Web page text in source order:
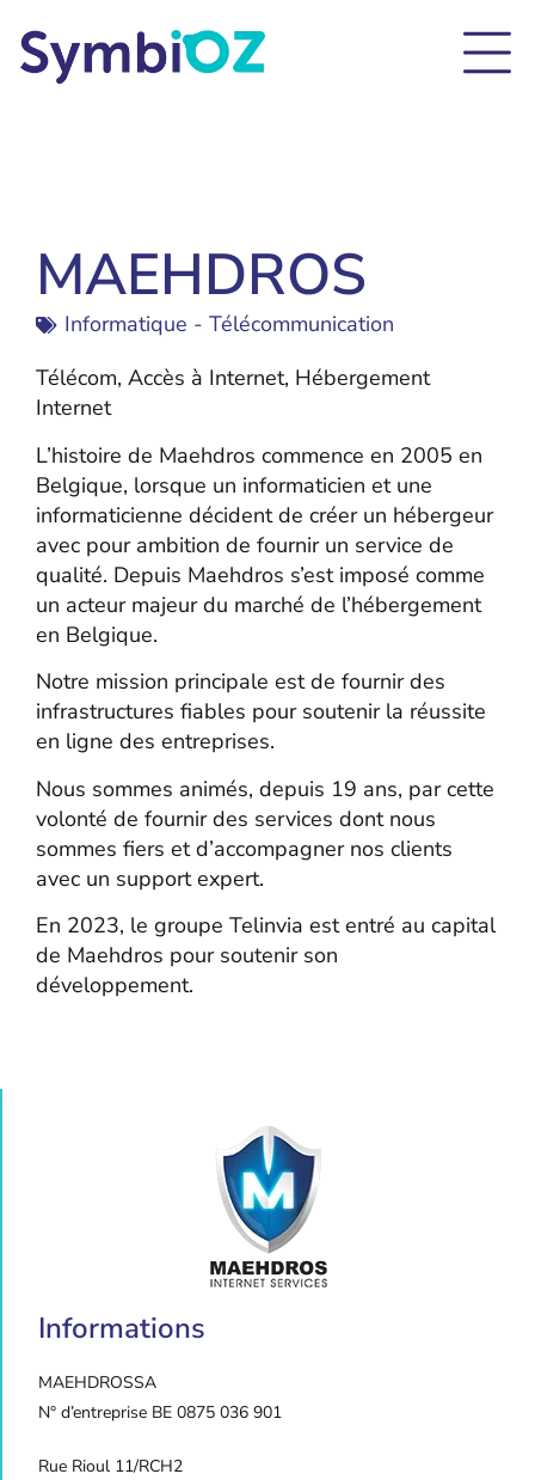
MAEHDROS
Informatique - Télécommunication
Télécom, Accès à Internet, Hébergement
Internet
L’histoire de Maehdros commence en 2005 en
Belgique, lorsque un informaticien et une
informaticienne décident de créer un hébergeur
avec pour ambition de fournir un service de
qualité. Depuis Maehdros s’est imposé comme
un acteur majeur du marché de l’hébergement
en Belgique.
Notre mission principale est de fournir des
infrastructures fiables pour soutenir la réussite
en ligne des entreprises.
Nous sommes animés, depuis 19 ans, par cette
volonté de fournir des services dont nous
sommes fiers et d’accompagner nos clients
avec un support expert.
En 2023, le groupe Telinvia est entré au capital
de Maehdros pour soutenir son
développement.
Informations
MAEHDROSSA
N° d’entreprise BE 0875 036 901
Rue Rioul 11/RCH2